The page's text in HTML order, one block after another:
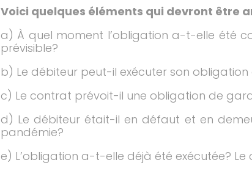
Voici quelques éléments qui devront être
a) À quel moment l’obligation a-t-elle été
prévisible?
b) Le débiteur peut-il exécuter son
c) Le contrat prévoit-il une obligation de
d) Le débiteur était-il en défaut et en
pandémie?
e) L’obligation a-t-elle déjà été exécutée?